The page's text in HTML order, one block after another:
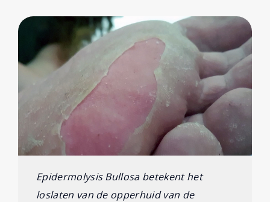
Epidermolysis Bullosa betekent het
loslaten van de opperhuid van de